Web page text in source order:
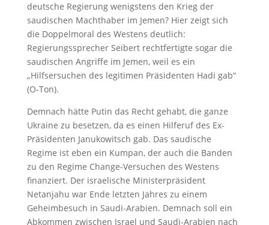
deutsche Regierung wenigstens den Krieg der
saudischen Machthaber im Jemen? Hier zeigt sich
die Doppelmoral des Westens deutlich:
Regierungssprecher Seibert rechtfertigte sogar die
saudischen Angriffe im Jemen, weil es ein
„Hilfsersuchen des legitimen Präsidenten Hadi gab“
(O-Ton).
Demnach hätte Putin das Recht gehabt, die ganze
Ukraine zu besetzen, da es einen Hilferuf des Ex-
Präsidenten Janukowitsch gab. Das saudische
Regime ist eben ein Kumpan, der auch die Banden
zu den Regime Change-Versuchen des Westens
finanziert. Der israelische Ministerpräsident
Netanjahu war Ende letzten Jahres zu einem
Geheimbesuch in Saudi-Arabien. Demnach soll ein
Abkommen zwischen Israel und Saudi-Arabien nach